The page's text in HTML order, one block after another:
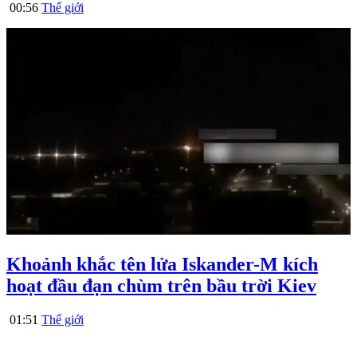
00:56 Thế giới
Khoảnh khắc tên lửa Iskander-M kích
hoạt đầu đạn chùm trên bầu trời Kiev
01:51 Thế giới